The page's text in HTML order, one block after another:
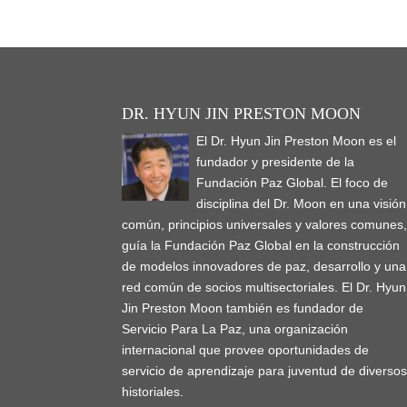
DR. HYUN JIN PRESTON MOON
El Dr. Hyun Jin Preston Moon es el
fundador y presidente de la
Fundación Paz Global. El foco de
disciplina del Dr. Moon en una visión
común, principios universales y valores comunes,
guía la Fundación Paz Global en la construcción
de modelos innovadores de paz, desarrollo y una
red común de socios multisectoriales. El Dr. Hyun
Jin Preston Moon también es fundador de
Servicio Para La Paz, una organización
internacional que provee oportunidades de
servicio de aprendizaje para juventud de diversos
historiales.